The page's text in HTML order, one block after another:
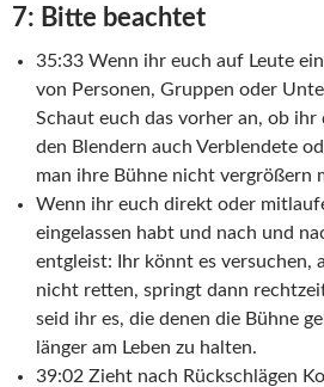
7: Bitte beachtet
35:33 Wenn ihr euch auf Leute
von Personen, Gruppen oder
Schaut euch das vorher an, ob
den Blendern auch Verblendete
man ihre Bühne nicht vergrößern
Wenn ihr euch direkt oder
eingelassen habt und nach und
entgleist: Ihr könnt es versuchen,
nicht retten, springt dann
seid ihr es, die denen die Bühne
länger am Leben zu halten.
39:02 Zieht nach Rückschlägen